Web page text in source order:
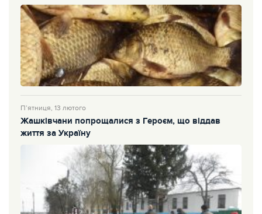
П’ятниця, 13 лютого
Жашківчани попрощалися з Героєм, що віддав
життя за Україну